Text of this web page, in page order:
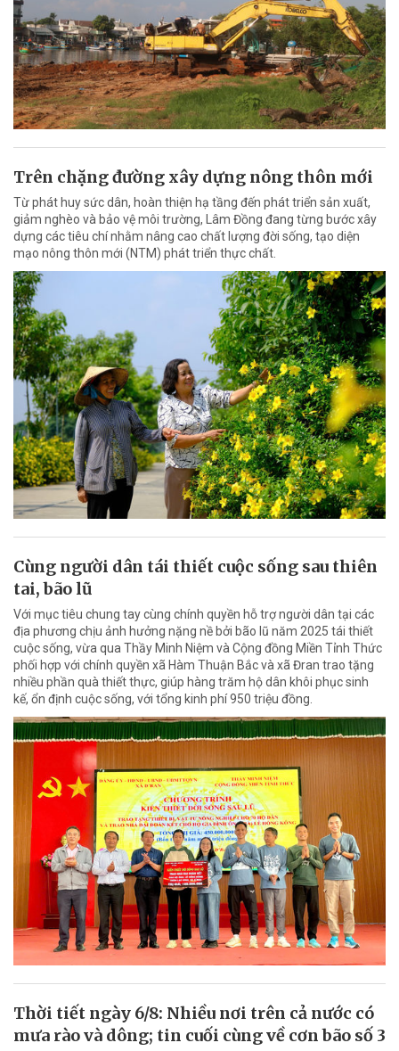
Trên chặng đường xây dựng nông thôn mới
Từ phát huy sức dân, hoàn thiện hạ tầng đến phát triển sản xuất,
giảm nghèo và bảo vệ môi trường, Lâm Đồng đang từng bước xây
dựng các tiêu chí nhằm nâng cao chất lượng đời sống, tạo diện
mạo nông thôn mới (NTM) phát triển thực chất.
Cùng người dân tái thiết cuộc sống sau thiên
tai, bão lũ
Với mục tiêu chung tay cùng chính quyền hỗ trợ người dân tại các
địa phương chịu ảnh hưởng nặng nề bởi bão lũ năm 2025 tái thiết
cuộc sống, vừa qua Thầy Minh Niệm và Cộng đồng Miền Tỉnh Thức
phối hợp với chính quyền xã Hàm Thuận Bắc và xã Đran trao tặng
nhiều phần quà thiết thực, giúp hàng trăm hộ dân khôi phục sinh
kế, ổn định cuộc sống, với tổng kinh phí 950 triệu đồng.
Thời tiết ngày 6/8: Nhiều nơi trên cả nước có
mưa rào và dông; tin cuối cùng về cơn bão số 3